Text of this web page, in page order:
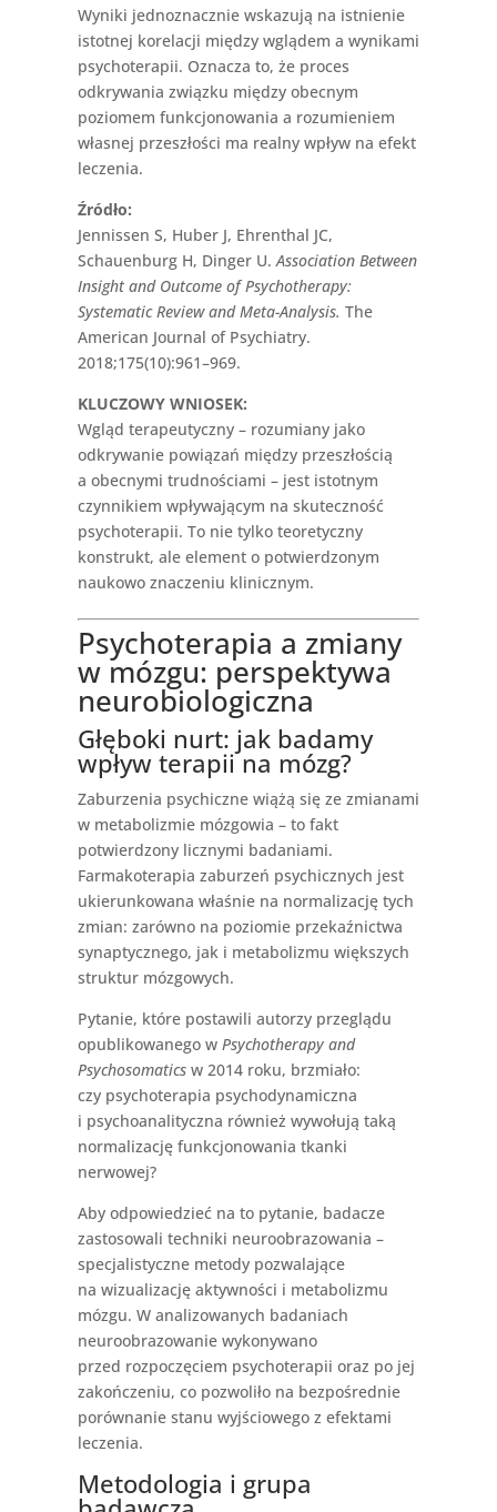
Wyniki jednoznacznie wskazują na istnienie
istotnej korelacji między wglądem a wynikami
psychoterapii. Oznacza to, że proces
odkrywania związku między obecnym
poziomem funkcjonowania a rozumieniem
własnej przeszłości ma realny wpływ na efekt
leczenia.
Źródło:
Jennissen S, Huber J, Ehrenthal JC,
Schauenburg H, Dinger U.Association Between
Insight and Outcome of Psychotherapy:
Systematic Review and Meta-Analysis. The
American Journal of Psychiatry.
2018;175(10):961–969.
KLUCZOWY WNIOSEK:
Wgląd terapeutyczny – rozumiany jako
odkrywanie powiązań między przeszłością
a obecnymi trudnościami – jest istotnym
czynnikiem wpływającym na skuteczność
psychoterapii. To nie tylko teoretyczny
konstrukt, ale element o potwierdzonym
naukowo znaczeniu klinicznym.
Psychoterapia a zmiany
w mózgu: perspektywa
neurobiologiczna
Głęboki nurt: jak badamy
wpływ terapii na mózg?
Zaburzenia psychiczne wiążą się ze zmianami
w metabolizmie mózgowia – to fakt
potwierdzony licznymi badaniami.
Farmakoterapia zaburzeń psychicznych jest
ukierunkowana właśnie na normalizację tych
zmian: zarówno na poziomie przekaźnictwa
synaptycznego, jak i metabolizmu większych
struktur mózgowych.
Pytanie, które postawili autorzy przeglądu
opublikowanego w Psychotherapy and
Psychosomaticsw 2014 roku, brzmiało:
czy psychoterapia psychodynamiczna
i psychoanalityczna również wywołują taką
normalizację funkcjonowania tkanki
nerwowej?
Aby odpowiedzieć na to pytanie, badacze
zastosowali techniki neuroobrazowania –
specjalistyczne metody pozwalające
na wizualizację aktywności i metabolizmu
mózgu. W analizowanych badaniach
neuroobrazowanie wykonywano
przed rozpoczęciem psychoterapii oraz po jej
zakończeniu, co pozwoliło na bezpośrednie
porównanie stanu wyjściowego z efektami
leczenia.
Metodologia i grupa